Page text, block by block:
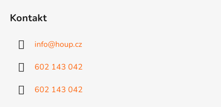
Kontakt
info@houp.cz
602 143 042
602 143 042